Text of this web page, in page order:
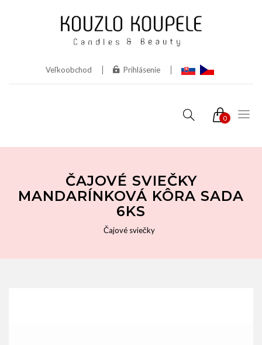
Veľkoobchod Prihlásenie
0
ČAJOVÉ SVIEČKY
MANDARÍNKOVÁ KÔRA SADA
6KS
Čajové sviečky